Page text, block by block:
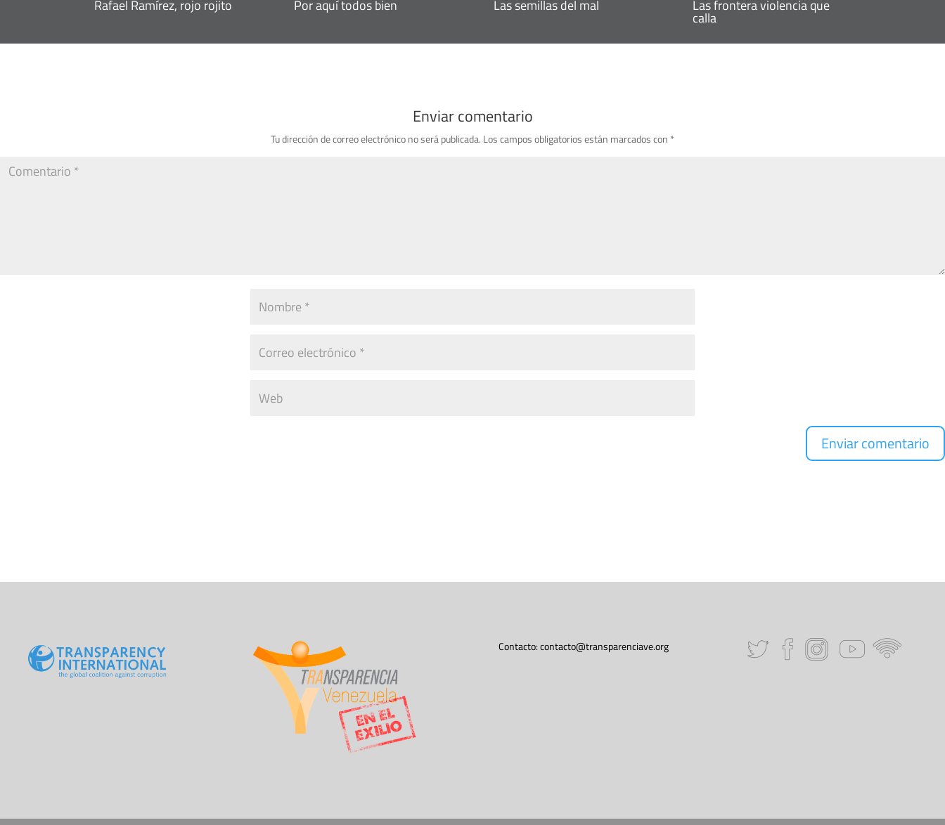
Rafael Ramírez, rojo rojito Por aquí todos bien Las semillas del mal Las frontera violencia que
calla
Enviar comentario
Tu dirección de correo electrónico no será publicada. Los campos obligatorios están marcados con *
Contacto:contacto@transparenciave.org